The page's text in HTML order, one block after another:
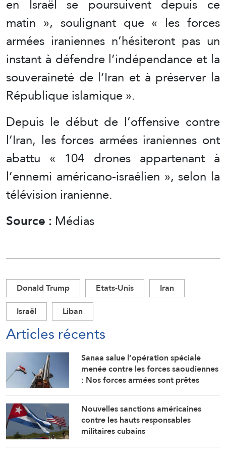
matin », soulignant que « les forces
armées iraniennes n’hésiteront pas un
instant à défendre l’indépendance et la
souveraineté de l’Iran et à préserver la
République islamique ».
Depuis le début de l’offensive contre
l’Iran, les forces armées iraniennes ont
abattu « 104 drones appartenant à
l’ennemi américano-israélien », selon la
télévision iranienne.
Source : Médias
Donald Trump Etats-Unis
Iran
Israël
Liban
Articles récents
Sanaa salue l’opération spéciale
menée contre les forces saoudiennes
: Nos forces armées sont prêtes
Nouvelles sanctions américaines
contre les hauts responsables
militaires cubains